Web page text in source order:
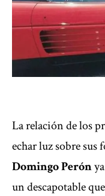
La relación de los
echar luz sobre sus
Domingo Perón
un descapotable